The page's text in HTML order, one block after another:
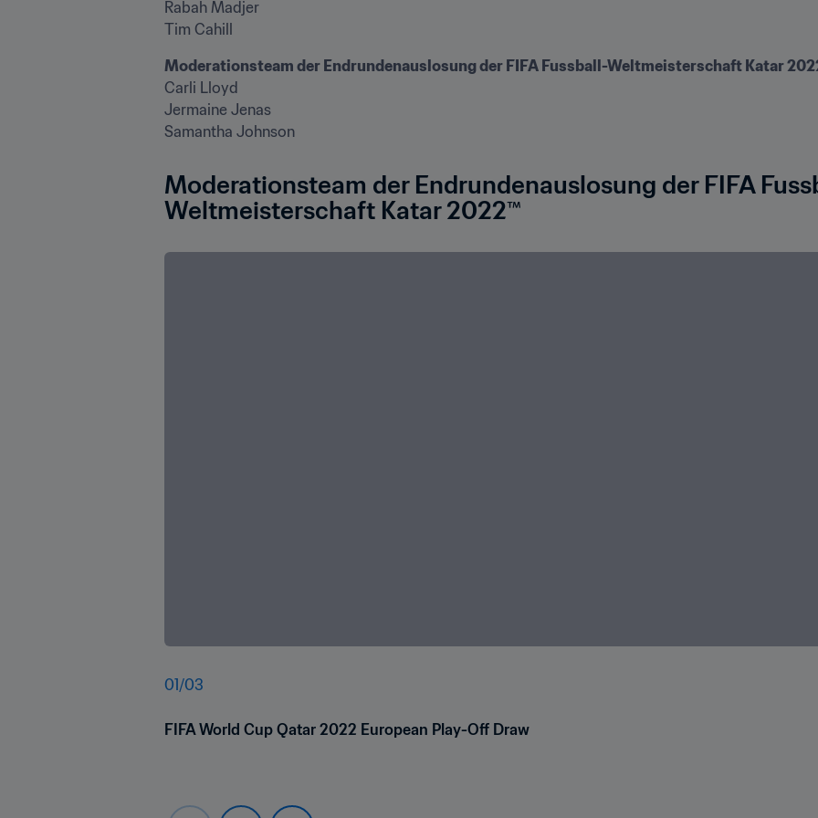
Rabah Madjer
Tim Cahill
Moderationsteam der Endrundenauslosung der FIFA Fussball-Weltmeisterschaft Katar
Carli Lloyd
Jermaine Jenas
Samantha Johnson
Moderationsteam der Endrundenauslosung der FIFA
Weltmeisterschaft Katar 2022™
01/03
FIFA World Cup Qatar 2022 European Play-Off Draw